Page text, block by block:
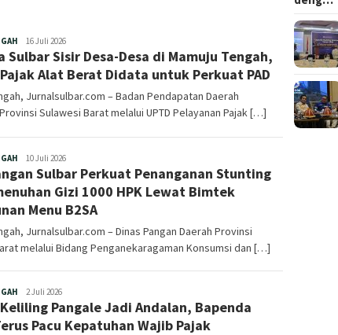
Redaksi
16 Juli 2026
Sulbar Sisir Desa-Desa di Mamuju Tengah,
Alat Berat Didata untuk Perkuat PAD
Jurnalsulbar.com – Badan Pendapatan Daerah
Sulawesi Barat melalui UPTD Pelayanan Pajak […]
Redaksi
10 Juli 2026
Sulbar Perkuat Penanganan Stunting
Gizi 1000 HPK Lewat Bimtek
Menu B2SA
Jurnalsulbar.com – Dinas Pangan Daerah Provinsi
melalui Bidang Penganekaragaman Konsumsi dan […]
Redaksi
2 Juli 2026
Pangale Jadi Andalan, Bapenda
Pacu Kepatuhan Wajib Pajak